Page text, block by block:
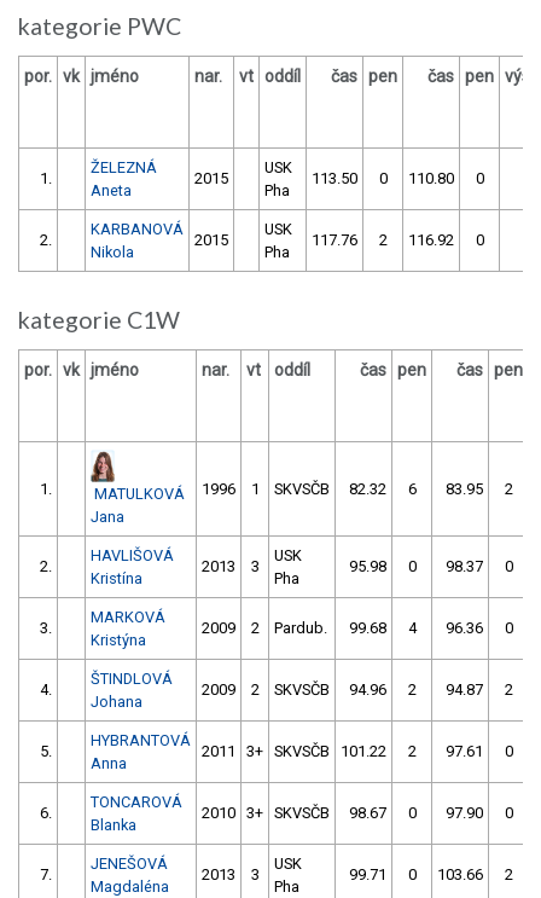
kategorie PWC
por. vk jméno nar. vt oddíl čas pen čas pen
1.
ŽELEZNÁ
Aneta
2015
USK
Pha
113.50 0 110.80 0
2.
KARBANOVÁ
Nikola
2015
USK
Pha
117.76 2 116.92 0
kategorie C1W
por. vk jméno nar. vt oddíl čas pen čas pen
1.
MATULKOVÁ
Jana
1996 1 SKVSČB 82.32 6 83.95 2
2.
HAVLIŠOVÁ
Kristína
2013 3
USK
Pha
95.98 0 98.37 0
3.
MARKOVÁ
Kristýna
2009 2 Pardub. 99.68 4 96.36 0
4.
ŠTINDLOVÁ
Johana
2009 2 SKVSČB 94.96 2 94.87 2
5.
HYBRANTOVÁ
Anna
2011 3+ SKVSČB 101.22 2 97.61 0
6.
TONCAROVÁ
Blanka
2010 3+ SKVSČB 98.67 0 97.90 0
7.
JENEŠOVÁ
Magdaléna
2013 3
USK
Pha
99.71 0 103.66 2